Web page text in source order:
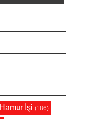
Hamur İşi (186)